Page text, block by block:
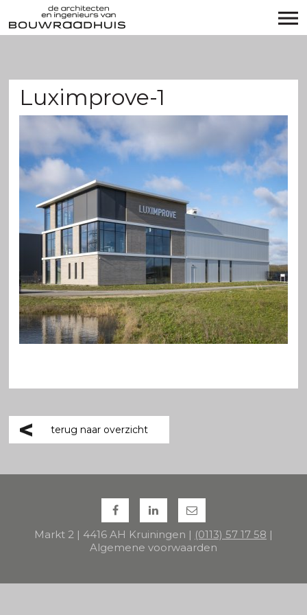
Luximprove-1
terug naar overzicht
Markt 2 | 4416 AH Kruiningen | (0113) 57 17 58 |
Algemene voorwaarden